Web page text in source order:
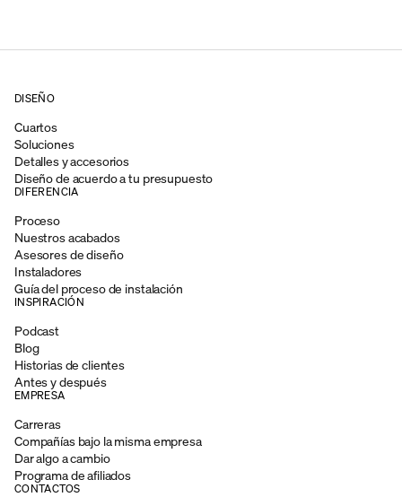
DISEÑO
Cuartos
Soluciones
Detalles y accesorios
Diseño de acuerdo a tu presupuesto
DIFERENCIA
Proceso
Nuestros acabados
Asesores de diseño
Instaladores
Guía del proceso de instalación
INSPIRACIÓN
Podcast
Blog
Historias de clientes
Antes y después
EMPRESA
Carreras
Compañías bajo la misma empresa
Dar algo a cambio
Programa de afiliados
CONTACTOS